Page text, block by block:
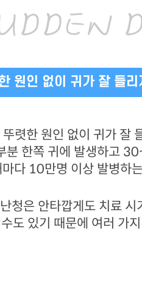
원인 없이 귀가 잘 들
렷한 원인 없이 귀가 잘
분 한쪽 귀에 발생하고
마다 10만명 이상 발병하
청은 안타깝게도 치료
도 있기 때문에 여러 가